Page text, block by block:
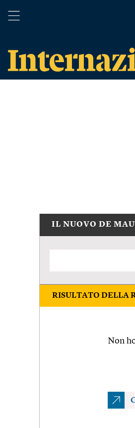
IL NUOVO DE
RISULTATO DELLA
Non